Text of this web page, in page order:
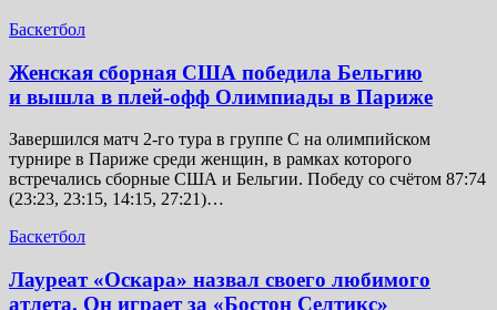
Баскетбол
Женская сборная США победила Бельгию
и вышла в плей-офф Олимпиады в Париже
Завершился матч 2-го тура в группе C на олимпийском
турнире в Париже среди женщин, в рамках которого
встречались сборные США и Бельгии. Победу со счётом 87:74
(23:23, 23:15, 14:15, 27:21)…
Баскетбол
Лауреат «Оскара» назвал своего любимого
атлета. Он играет за «Бостон Селтикс»